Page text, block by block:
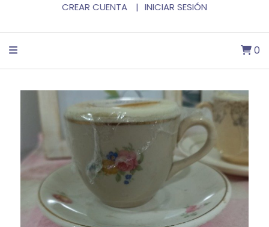
CREAR CUENTA INICIAR SESIÓN
0